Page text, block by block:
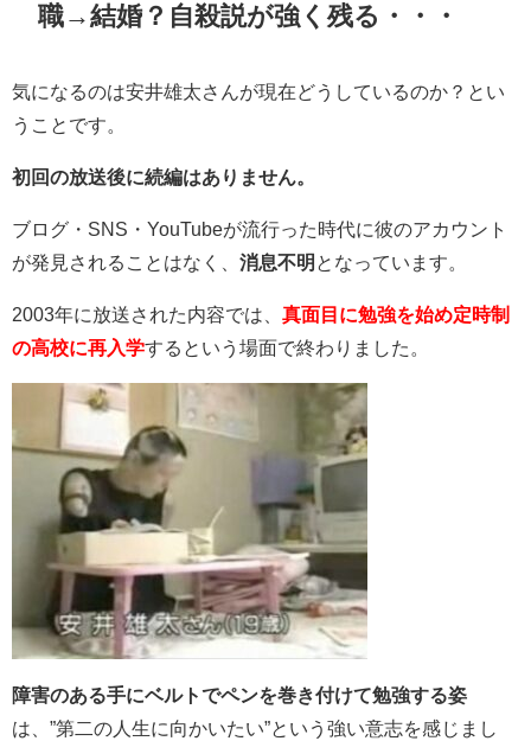
職→結婚？自殺説が強く残る・・・
気になるのは安井雄太さんが現在どうしているのか？とい
うことです。
初回の放送後に続編はありません。
ブログ・SNS・YouTubeが流行った時代に彼のアカウント
が発見されることはなく、 消息不明 となっています。
2003年に放送された内容では、 真面目に勉強を始め定時制
の高校に再入学するという場面で終わりました。
障害のある手にベルトでペンを巻き付けて勉強する姿
は、”第二の人生に向かいたい”という強い意志を感じまし